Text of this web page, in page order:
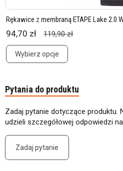
Rękawice z membraną ETAPE Lake 2.0
94,70 zł 119,90 zł
Wybierz opcje
Pytania do produktu
Zadaj pytanie dotyczące produktu.
udzieli szczegółowej odpowiedzi
Zadaj pytanie